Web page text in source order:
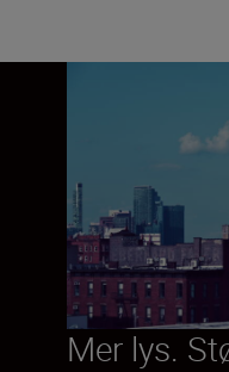
Mer lys.